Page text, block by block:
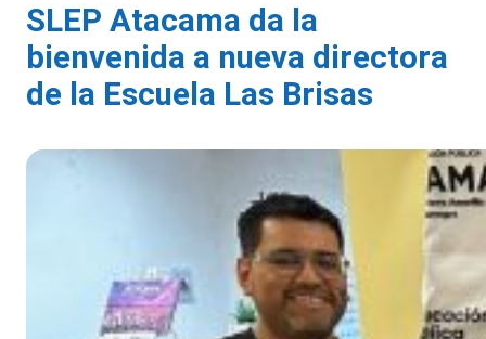
SLEP Atacama da la
bienvenida a nueva directora
de la Escuela Las Brisas